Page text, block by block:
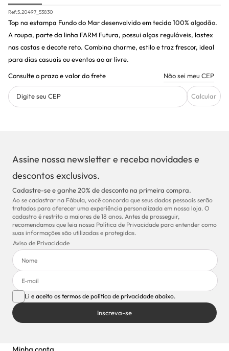
Ref:5.20497_53830
Top na estampa Fundo do Mar desenvolvido em tecido100% algodão.
A roupa, parte da linha FARM Futura, possui alças reguláveis, lastex
nas costas e decote reto. Combina charme, estilo e traz frescor, ideal
para dias casuais ou eventos ao ar livre.
Consulte o prazo e valor do frete
Não sei meu CEP
Digite seu CEP Calcular
Assine nossa newsletter e receba novidades e
descontos exclusivos.
Cadastre-se e ganhe 20% de desconto na primeira compra.
Ao se cadastrar na Fábula, você concorda que seus dados pessoais serão
tratados para oferecer uma experiência personalizada em nossa loja. O
cadastro é restrito a maiores de 18 anos. Antes de prosseguir,
recomendamos que leia nossa Política de Privacidade para entender como
suas informações são utilizadas e protegidas.
Aviso de Privacidade
Li e aceito os termos de política de privacidade abaixo.
Inscreva-se